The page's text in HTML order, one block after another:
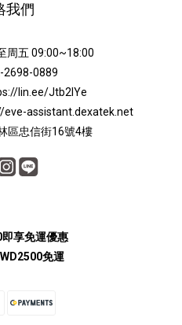
我們
周五 09:00~18:00
2698-0889
lin.ee/Jtb2lYe
eve-assistant.dexatek.net
區忠信街16號4樓
享免運優惠
免運